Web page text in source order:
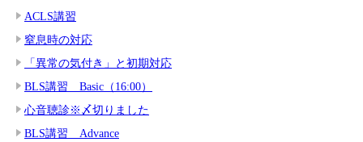
ACLS講習
窒息時の対応
「異常の気付き」と初期対応
BLS講習 Basic（16:00）
心音聴診※〆切りました
BLS講習 Advance